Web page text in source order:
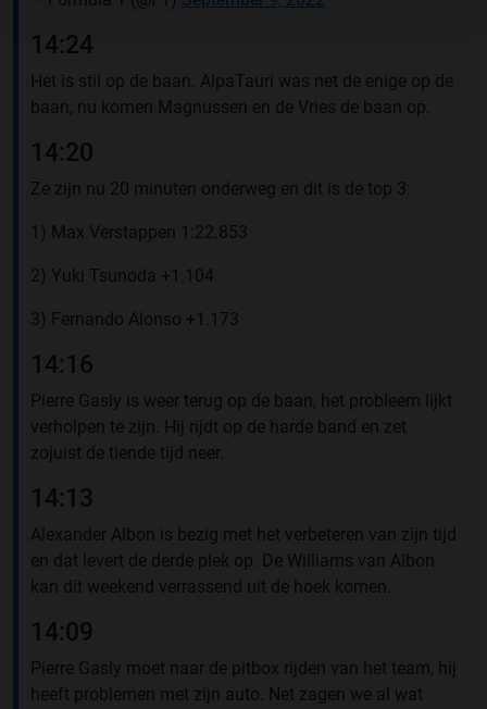
14:24
Het is stil op de baan. AlpaTauri was net de enige op de
baan, nu komen Magnussen en de Vries de baan op.
14:20
Ze zijn nu 20 minuten onderweg en dit is de top 3:
1) Max Verstappen 1:22.853
2) Yuki Tsunoda +1.104
3) Fernando Alonso +1.173
14:16
Pierre Gasly is weer terug op de baan, het probleem lijkt
verholpen te zijn. Hij rijdt op de harde band en zet
zojuist de tiende tijd neer.
14:13
Alexander Albon is bezig met het verbeteren van zijn tijd
en dat levert de derde plek op. De Williams van Albon
kan dit weekend verrassend uit de hoek komen.
14:09
Pierre Gasly moet naar de pitbox rijden van het team, hij
heeft problemen met zijn auto. Net zagen we al wat